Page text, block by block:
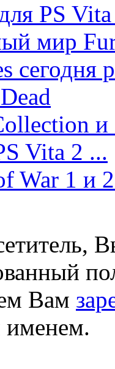
PS
мир
сегодня
Vita 2 ...
War 1 и
Вам
именем.